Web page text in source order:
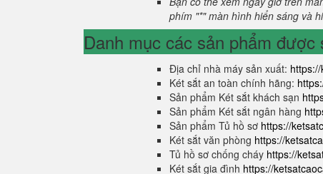
phím "*" màn hình hiển sáng và
Danh mục các sản phẩm
Địa chỉ nhà máy sản xuất:
Két sắt an toàn chính hãng:
Sản phẩm Két sắt khách sạn
Sản phẩm Két sắt ngân hàng
Sản phẩm Tủ hồ sơ https://
Két sắt văn phòng https://
Tủ hồ sơ chống cháy https://
Két sắt gia đình https://